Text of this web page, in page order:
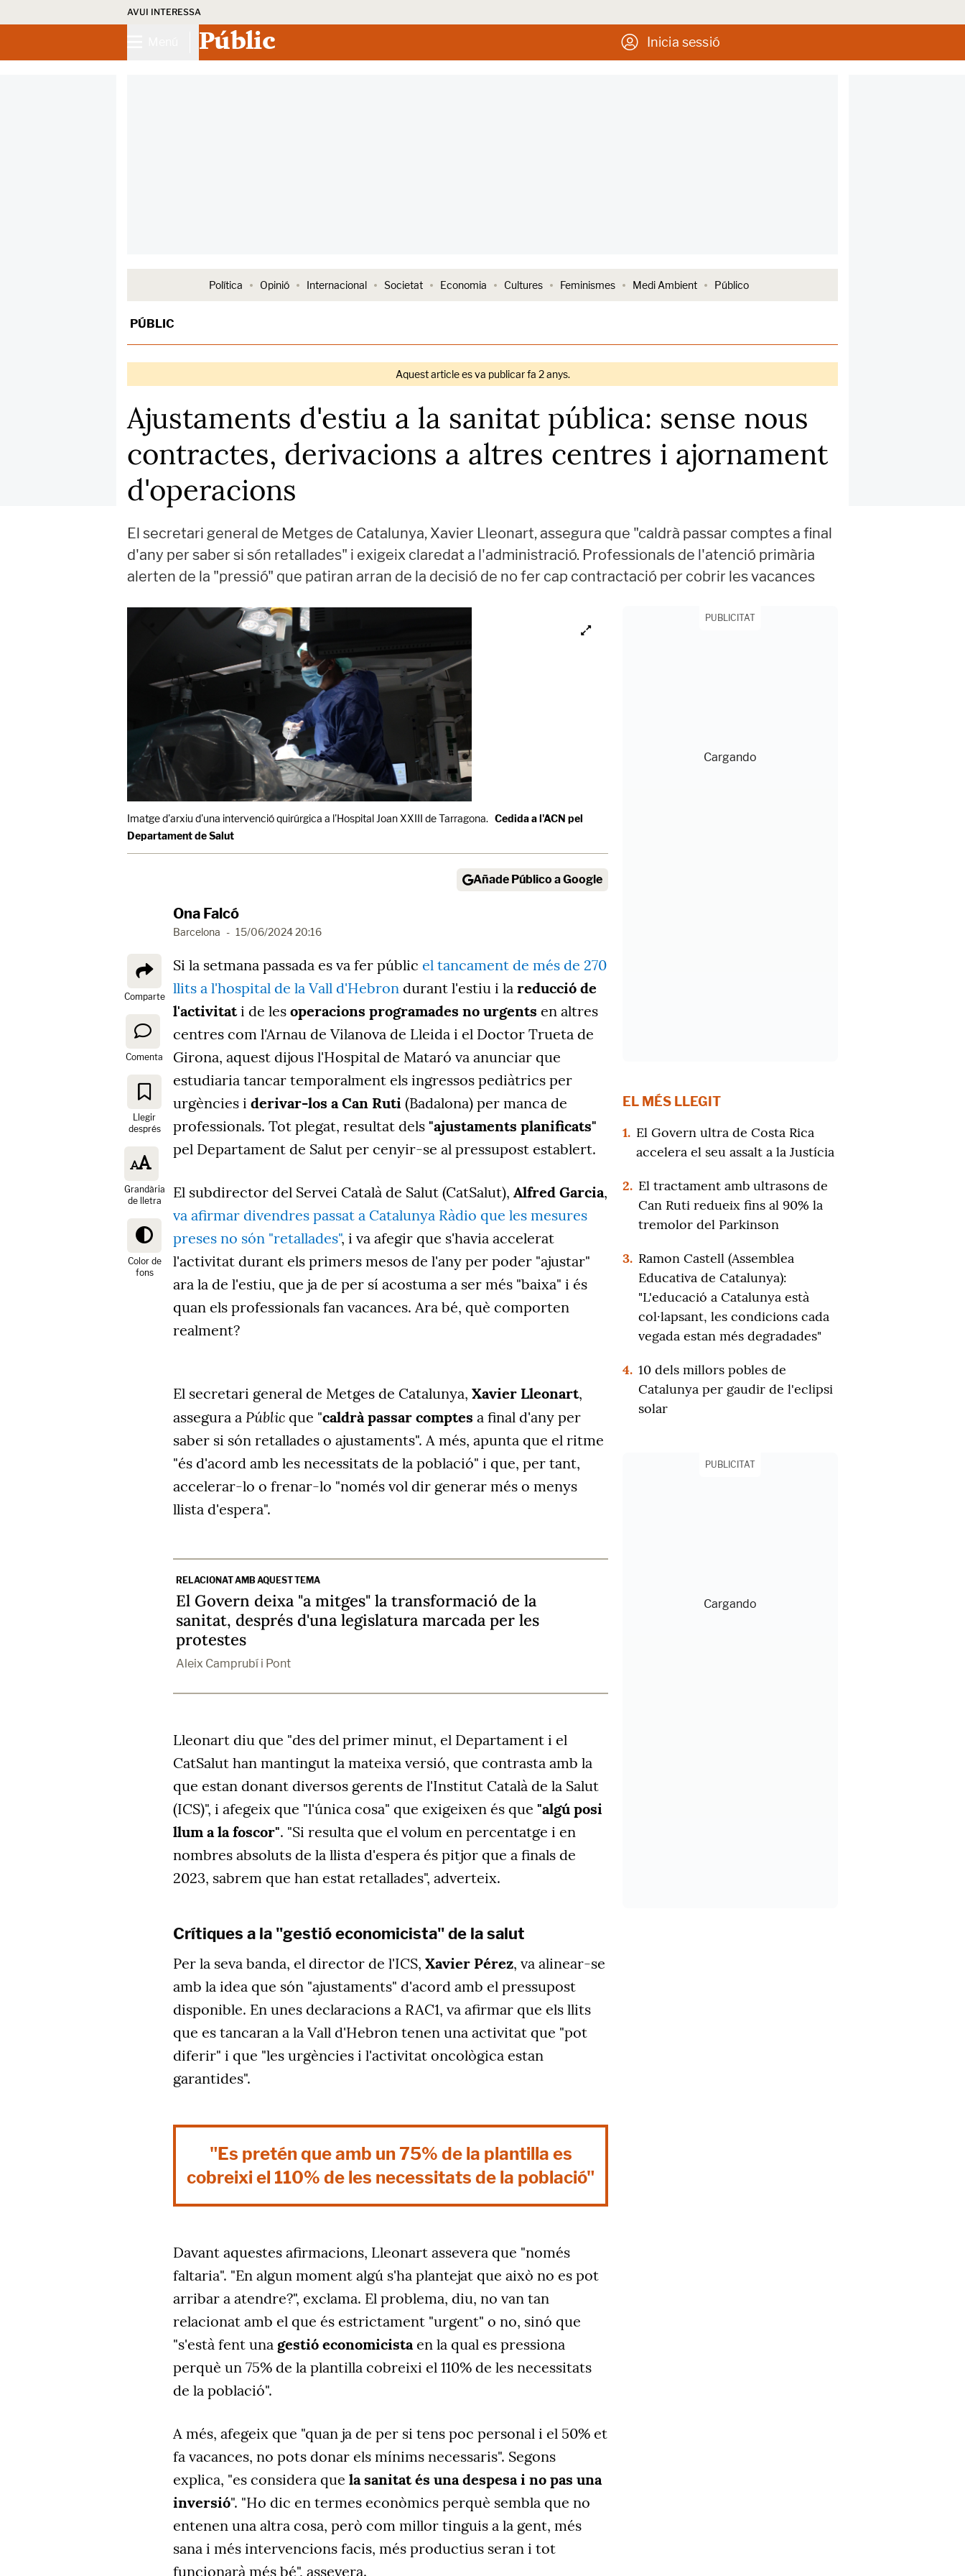
AVUI INTERESSA
Públic Inicia sessió
Política Opinió Internacional Societat Economia Cultures Feminismes Medi Ambient Público
PÚBLIC
Aquest article es va publicar fa 2 anys.
Ajustaments d'estiu a la sanitat pública: sense nous
contractes, derivacions a altres centres i ajornament
d'operacions
El secretari general de Metges de Catalunya, Xavier Lleonart, assegura que "caldrà passar comptes a final
d'any per saber si són retallades" i exigeix claredat a l'administració. Professionals de l'atenció primària
alerten de la "pressió" que patiran arran de la decisió de no fer cap contractació per cobrir les vacances
Imatge d'arxiu d'una intervenció quirúrgica a l'Hospital Joan XXIII de Tarragona. Cedida a l'ACN pel
Departament de Salut
Añade Público a Google
Ona Falcó
Barcelona - 15/06/2024 20:16
Comparte
Comenta
Llegir
després
Grandària
de lletra
Color de
fons
Si la setmana passada es va fer públic el tancament de més de 270
llits a l'hospital de la Vall d'Hebron durant l'estiu i la reducció de
l'activitati de les operacions programades no urgents en altres
centres com l'Arnau de Vilanova de Lleida i el Doctor Trueta de
Girona, aquest dijous l'Hospital de Mataró va anunciar que
estudiaria tancar temporalment els ingressos pediàtrics per
urgències i derivar-los a Can Ruti (Badalona) per manca de
professionals. Tot plegat, resultat dels "ajustaments planificats"
pel Departament de Salut per cenyir-se al pressupost establert.
El subdirector del Servei Català de Salut (CatSalut), Alfred Garcia,
va afirmar divendres passat a Catalunya Ràdio que les mesures
preses no són "retallades", i va afegir que s'havia accelerat
l'activitat durant els primers mesos de l'any per poder "ajustar"
ara la de l'estiu, que ja de per sí acostuma a ser més "baixa" i és
quan els professionals fan vacances. Ara bé, què comporten
realment?
El secretari general de Metges de Catalunya, Xavier Lleonart,
assegura a Públic que "caldrà passar comptes a final d'any per
saber si són retallades o ajustaments". A més, apunta que el ritme
"és d'acord amb les necessitats de la població" i que, per tant,
accelerar-lo o frenar-lo "només vol dir generar més o menys
llista d'espera".
RELACIONAT AMB AQUEST TEMA
El Govern deixa "a mitges" la transformació de la
sanitat, després d'una legislatura marcada per les
protestes
Aleix Camprubí i Pont
Lleonart diu que "des del primer minut, el Departament i el
CatSalut han mantingut la mateixa versió, que contrasta amb la
que estan donant diversos gerents de l'Institut Català de la Salut
(ICS)", i afegeix que "l'única cosa" que exigeixen és que "algú posi
llum a la foscor". "Si resulta que el volum en percentatge i en
nombres absoluts de la llista d'espera és pitjor que a finals de
2023, sabrem que han estat retallades", adverteix.
Crítiques a la "gestió economicista" de la salut
Per la seva banda, el director de l'ICS, Xavier Pérez, va alinear-se
amb la idea que són "ajustaments" d'acord amb el pressupost
disponible. En unes declaracions a RAC1, va afirmar que els llits
que es tancaran a la Vall d'Hebron tenen una activitat que "pot
diferir" i que "les urgències i l'activitat oncològica estan
garantides".
"Es pretén que amb un 75% de la plantilla es
cobreixi el 110% de les necessitats de la població"
Davant aquestes afirmacions, Lleonart assevera que "només
faltaria". "En algun moment algú s'ha plantejat que això no es pot
arribar a atendre?", exclama. El problema, diu, no van tan
relacionat amb el que és estrictament "urgent" o no, sinó que
"s'està fent una gestió economicistaen la qual es pressiona
perquè un 75% de la plantilla cobreixi el 110% de les necessitats
de la població".
A més, afegeix que "quan ja de per si tens poc personal i el 50% et
fa vacances, no pots donar els mínims necessaris". Segons
explica, "es considera que la sanitat és una despesa i no pas una
inversió". "Ho dic en termes econòmics perquè sembla que no
entenen una altra cosa, però com millor tinguis a la gent, més
sana i més intervencions facis, més productius seran i tot
funcionarà més bé", assevera.
PUBLICITAT
EL MÉS LLEGIT
1. El Govern ultra de Costa Rica
accelera el seu assalt a la Justícia
2. El tractament amb ultrasons de
Can Ruti redueix fins al 90% la
tremolor del Parkinson
3. Ramon Castell (Assemblea
Educativa de Catalunya):
"L'educació a Catalunya està
col·lapsant, les condicions cada
vegada estan més degradades"
4. 10 dels millors pobles de
Catalunya per gaudir de l'eclipsi
solar
PUBLICITAT